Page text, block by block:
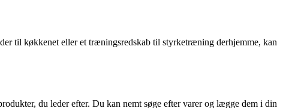
til køkkenet eller et træningsredskab til styrketræning derhjemme, kan
du leder efter. Du kan nemt søge efter varer og lægge dem i din